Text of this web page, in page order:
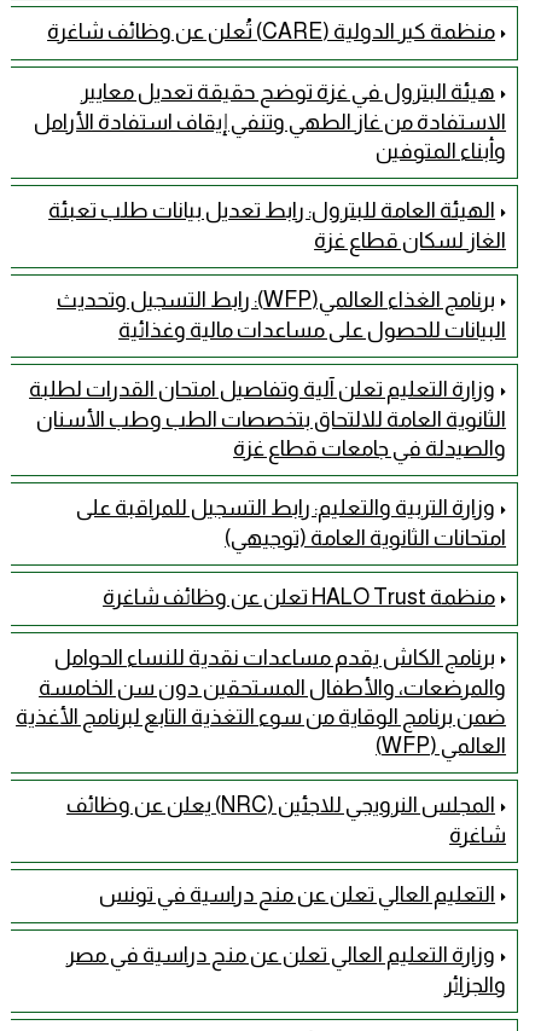
منظمة كير الدولية (CARE) تُعلن عن وظائف شاغرة
هيئة البترول في غزة توضح حقيقة تعديل معايير
الاستفادة من غاز الطهي وتنفي إيقاف استفادة الأرامل
وأبناء المتوفين
الهيئة العامة للبترول: رابط تعديل بيانات طلب تعبئة
الغاز لسكان قطاع غزة
برنامج الغذاء العالمي(WFP): رابط التسجيل وتحديث
البيانات للحصول على مساعدات مالية وغذائية
وزارة التعليم تعلن آلية وتفاصيل امتحان القدرات لطلبة
الثانوية العامة للالتحاق بتخصصات الطب وطب الأسنان
والصيدلة في جامعات قطاع غزة
وزارة التربية والتعليم: رابط التسجيل للمراقبة على
امتحانات الثانوية العامة (توجيهي)
منظمة HALO Trust تعلن عن وظائف شاغرة
برنامج الكاش يقدم مساعدات نقدية للنساء الحوامل
والمرضعات، والأطفال المستحقين دون سن الخامسة
ضمن برنامج الوقاية من سوء التغذية التابع لبرنامج الأغذية
العالمي (WFP)
المجلس النرويجي للاجئين (NRC) يعلن عن وظائف
شاغرة
التعليم العالي تعلن عن منح دراسية في تونس
وزارة التعليم العالي تعلن عن منح دراسية في مصر
والجزائر